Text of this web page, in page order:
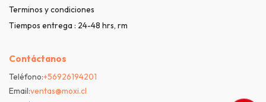
Terminos y condiciones
Tiempos entrega : 24-48 hrs, rm
Contáctanos
Teléfono:+56926194201
Email:ventas@moxi.cl